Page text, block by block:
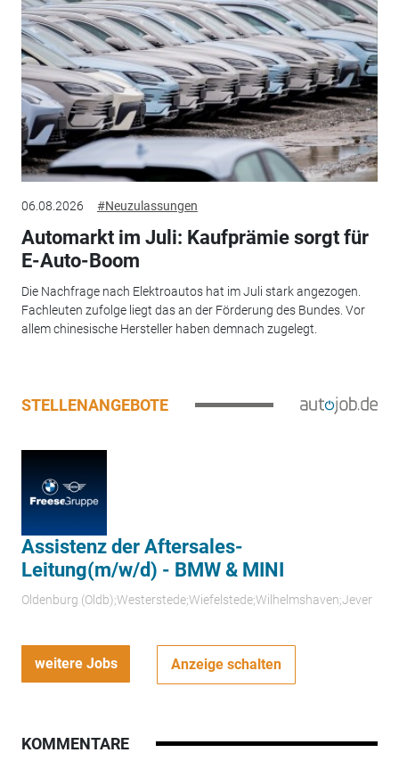
06.08.2026 #Neuzulassungen
Automarkt im Juli: Kaufprämie sorgt für
E-Auto-Boom
Die Nachfrage nach Elektroautos hat im Juli stark angezogen.
Fachleuten zufolge liegt das an der Förderung des Bundes. Vor
allem chinesische Hersteller haben demnach zugelegt.
STELLENANGEBOTE
Assistenz der Aftersales-
Leitung(m/w/d) - BMW & MINI
Oldenburg (Oldb);Westerstede;Wiefelstede;Wilhelmshaven;Jever
weitere Jobs Anzeige schalten
KOMMENTARE